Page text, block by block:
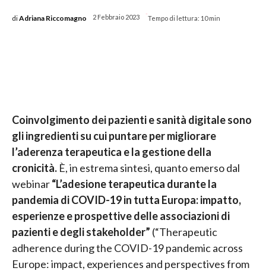
diAdriana Riccomagno 2 Febbraio 2023
-
Tempo di lettura: 10 min
Coinvolgimento dei pazienti e sanità digitale sono
gli ingredienti su cui puntare per migliorare
l’aderenza terapeutica e la gestione della
cronicità. È, in estrema sintesi, quanto emerso dal
webinar“L’adesione terapeutica durante la
pandemia di COVID-19 in tutta Europa: impatto,
esperienze e prospettive delle associazioni di
pazienti e degli stakeholder” (“Therapeutic
adherence during the COVID-19 pandemic across
Europe: impact, experiences and perspectives from